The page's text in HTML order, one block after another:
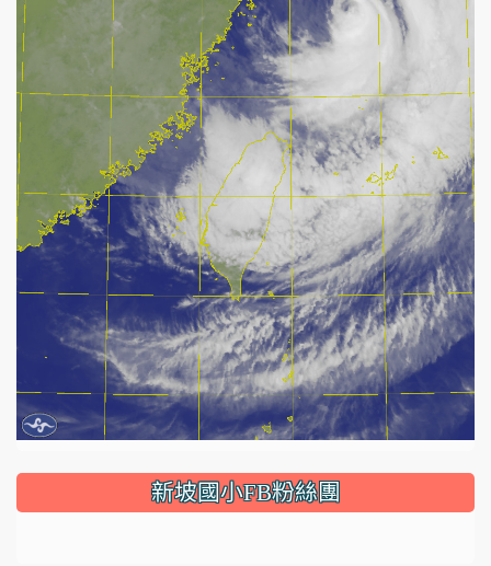
::: 新坡國小FB粉絲團